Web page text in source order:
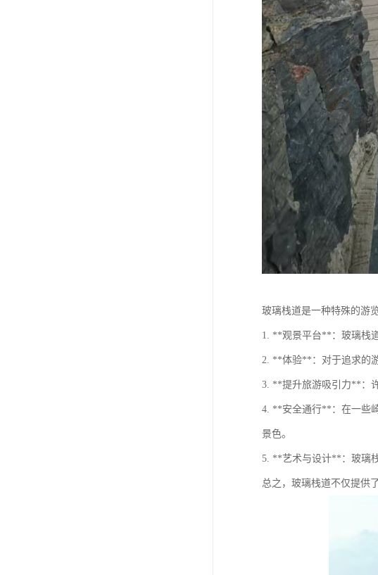
玻璃栈道是一种特殊的游
1. **观景平台**：玻璃栈
2. **体验**：对于追求的
3. **提升旅游吸引力**：
4. **安全通行**：在一些
景色。
5. **艺术与设计**：玻璃
总之，玻璃栈道不仅提供